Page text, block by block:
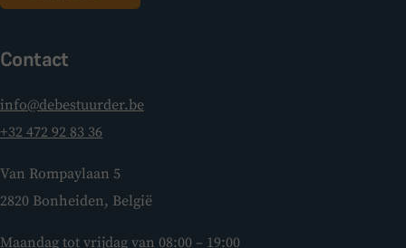
Contact
info@debestuurder.be
+32 472 92 83 36
Van Rompaylaan 5
2820 Bonheiden, België
Maandag tot vrijdag van 08:00 – 19:00